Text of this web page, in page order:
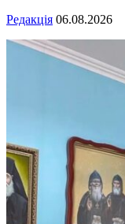
Редакція 06.08.2026